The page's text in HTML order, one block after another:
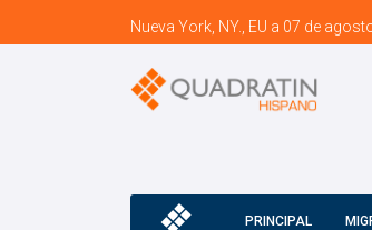
Nueva York, NY., EU a 07 de
PRINCIPAL